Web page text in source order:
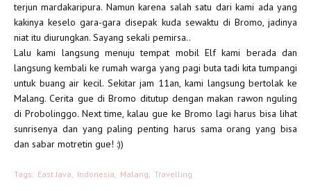
terjun mardakaripura. Namun karena salah satu dari kami ada yang
kakinya keselo gara-gara disepak kuda sewaktu di Bromo, jadinya
niat itu diurungkan. Sayang sekali pemirsa..
Lalu kami langsung menuju tempat mobil Elf kami berada dan
langsung kembali ke rumah warga yang pagi buta tadi kita tumpangi
untuk buang air kecil. Sekitar jam 11an, kami langsung bertolak ke
Malang. Cerita gue di Bromo ditutup dengan makan rawon nguling
di Probolinggo. Next time, kalau gue ke Bromo lagi harus bisa lihat
sunrisenya dan yang paling penting harus sama orang yang bisa
dan sabar motretin gue! :))
Tags: East Java Indonesia Malang Travelling